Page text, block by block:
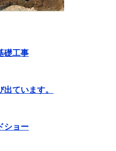
礎工事
ています。
ショー